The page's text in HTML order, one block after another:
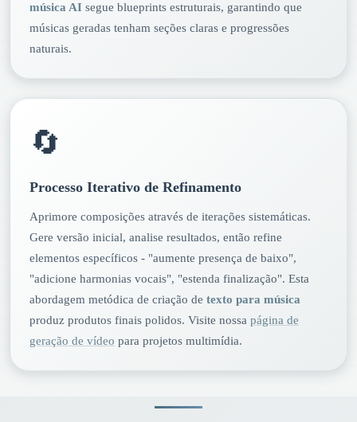
música AI segue blueprints estruturais, garantindo que
músicas geradas tenham seções claras e progressões
naturais.
🔄
Processo Iterativo de Refinamento
Aprimore composições através de iterações sistemáticas.
Gere versão inicial, analise resultados, então refine
elementos específicos - "aumente presença de baixo",
"adicione harmonias vocais", "estenda finalização". Esta
abordagem metódica de criação de texto para música
produz produtos finais polidos. Visite nossa página de
geração de vídeo para projetos multimídia.